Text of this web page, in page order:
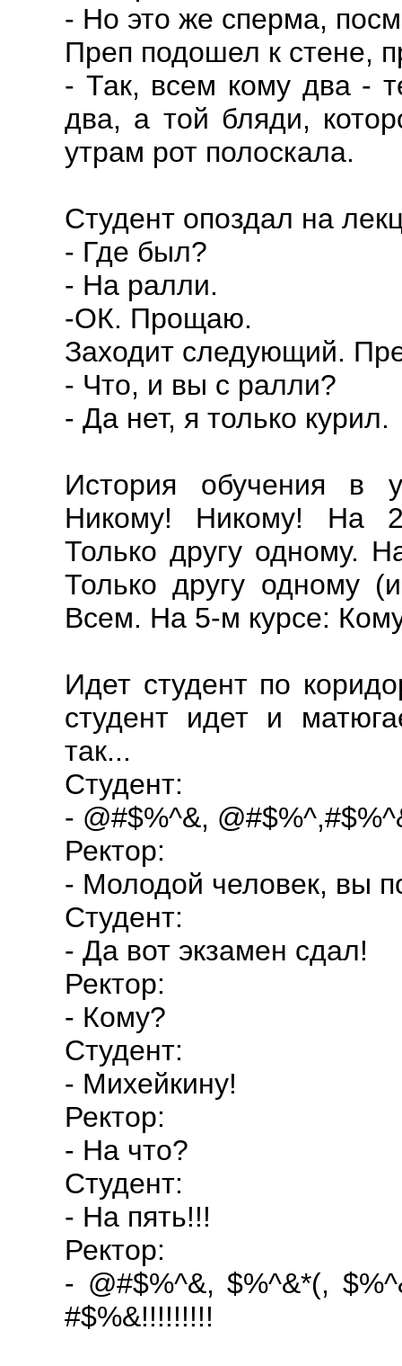
- Но это же сперма,
Преп подошел к стене,
- Так, всем кому два -
два, а той бляди,
утрам рот полоскала.
Студент опоздал на
- Где был?
- На ралли.
-ОК. Прощаю.
Заходит следующий.
- Что, и вы с ралли?
- Да нет, я только курил.
История обучения в
Никому! Никому! На
Только другу одному.
Только другу одному
Всем. На 5-м курсе:
Идет студент по
студент идет и
так...
Студент:
- @#$%^&,
Ректор:
- Молодой человек, вы
Студент:
- Да вот экзамен сдал!
Ректор:
- Кому?
Студент:
- Михейкину!
Ректор:
- На что?
Студент:
- На пять!!!
Ректор:
- @#$%^&, $%^&*(,
#$%&!!!!!!!!!